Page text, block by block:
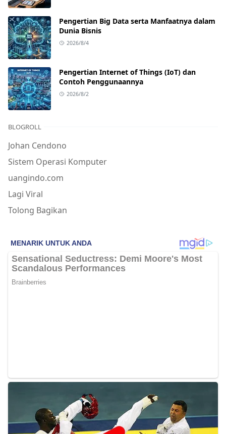
Pengertian Big Data serta Manfaatnya dalam
Dunia Bisnis
2026/8/4
Pengertian Internet of Things (IoT) dan
Contoh Penggunaannya
2026/8/2
BLOGROLL
Johan Cendono
Sistem Operasi Komputer
uangindo.com
Lagi Viral
Tolong Bagikan